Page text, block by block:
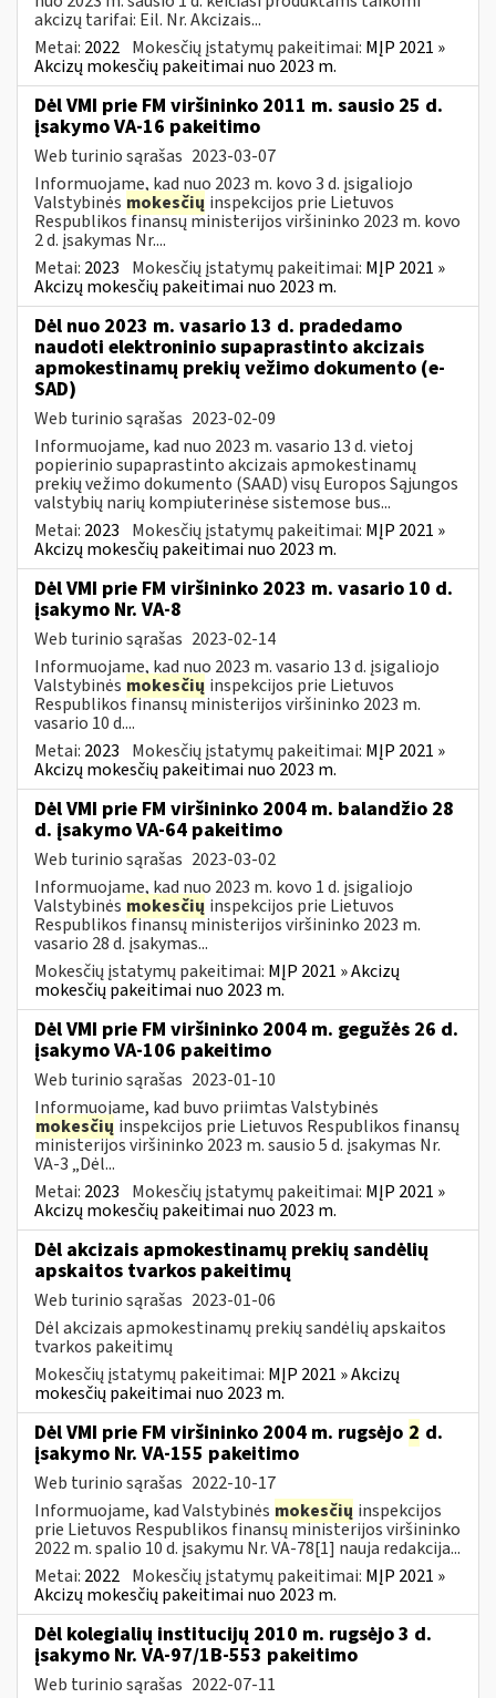
akcizų tarifai: Eil. Nr. Akcizais...
Metai: 2022 Mokesčių įstatymų pakeitimai: MĮP 2021 »
Akcizų mokesčių pakeitimai nuo 2023 m.
Dėl VMI prie FM viršininko 2011 m. sausio 25 d.
įsakymo VA-16 pakeitimo
Web turinio sąrašas 2023-03-07
Informuojame, kad nuo 2023 m. kovo 3 d. įsigaliojo
Valstybinės mokesčių inspekcijos prie Lietuvos
Respublikos finansų ministerijos viršininko 2023 m. kovo
2 d. įsakymas Nr....
Metai: 2023 Mokesčių įstatymų pakeitimai: MĮP 2021 »
Akcizų mokesčių pakeitimai nuo 2023 m.
Dėl nuo 2023 m. vasario 13 d. pradedamo
naudoti elektroninio supaprastinto akcizais
apmokestinamų prekių vežimo dokumento (e-
SAD)
Web turinio sąrašas 2023-02-09
Informuojame, kad nuo 2023 m. vasario 13 d. vietoj
popierinio supaprastinto akcizais apmokestinamų
prekių vežimo dokumento (SAAD) visų Europos Sąjungos
valstybių narių kompiuterinėse sistemose bus...
Metai: 2023 Mokesčių įstatymų pakeitimai: MĮP 2021 »
Akcizų mokesčių pakeitimai nuo 2023 m.
Dėl VMI prie FM viršininko 2023 m. vasario 10 d.
įsakymo Nr. VA-8
Web turinio sąrašas 2023-02-14
Informuojame, kad nuo 2023 m. vasario 13 d. įsigaliojo
Valstybinės mokesčių inspekcijos prie Lietuvos
Respublikos finansų ministerijos viršininko 2023 m.
vasario 10 d....
Metai: 2023 Mokesčių įstatymų pakeitimai: MĮP 2021 »
Akcizų mokesčių pakeitimai nuo 2023 m.
Dėl VMI prie FM viršininko 2004 m. balandžio 28
d. įsakymo VA-64 pakeitimo
Web turinio sąrašas 2023-03-02
Informuojame, kad nuo 2023 m. kovo 1 d. įsigaliojo
Valstybinės mokesčių inspekcijos prie Lietuvos
Respublikos finansų ministerijos viršininko 2023 m.
vasario 28 d. įsakymas...
Mokesčių įstatymų pakeitimai: MĮP 2021 » Akcizų
mokesčių pakeitimai nuo 2023 m.
Dėl VMI prie FM viršininko 2004 m. gegužės 26 d.
įsakymo VA-106 pakeitimo
Web turinio sąrašas 2023-01-10
Informuojame, kad buvo priimtas Valstybinės
mokesčių inspekcijos prie Lietuvos Respublikos finansų
ministerijos viršininko 2023 m. sausio 5 d. įsakymas Nr.
VA-3 „Dėl...
Metai: 2023 Mokesčių įstatymų pakeitimai: MĮP 2021 »
Akcizų mokesčių pakeitimai nuo 2023 m.
Dėl akcizais apmokestinamų prekių sandėlių
apskaitos tvarkos pakeitimų
Web turinio sąrašas 2023-01-06
Dėl akcizais apmokestinamų prekių sandėlių apskaitos
tvarkos pakeitimų
Mokesčių įstatymų pakeitimai: MĮP 2021 » Akcizų
mokesčių pakeitimai nuo 2023 m.
Dėl VMI prie FM viršininko 2004 m. rugsėjo 2 d.
įsakymo Nr. VA-155 pakeitimo
Web turinio sąrašas 2022-10-17
Informuojame, kad Valstybinės mokesčių inspekcijos
prie Lietuvos Respublikos finansų ministerijos viršininko
2022 m. spalio 10 d. įsakymu Nr. VA-78[1] nauja redakcija...
Metai: 2022 Mokesčių įstatymų pakeitimai: MĮP 2021 »
Akcizų mokesčių pakeitimai nuo 2023 m.
Dėl kolegialių institucijų 2010 m. rugsėjo 3 d.
įsakymo Nr. VA-97/1B-553 pakeitimo
Web turinio sąrašas 2022-07-11